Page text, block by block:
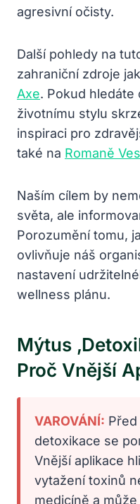
agresivní očisty.
Další pohledy na
zahraniční zdroje
Axe. Pokud hledáte
životnímu stylu
inspiraci pro
také na Romaně
Naším cílem by
světa, ale
Porozumění tomu,
ovlivňuje náš
nastavení
wellness plánu.
Mýtus
Proč Vnější
VAROVÁNÍ:
detoxikace se
Vnější aplikace
vytažení toxinů
medicíně a